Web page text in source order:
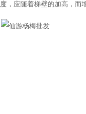
度，应随着梯壁的加高，而